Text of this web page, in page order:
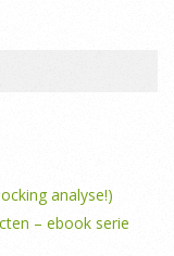
analyse!)
– ebook serie